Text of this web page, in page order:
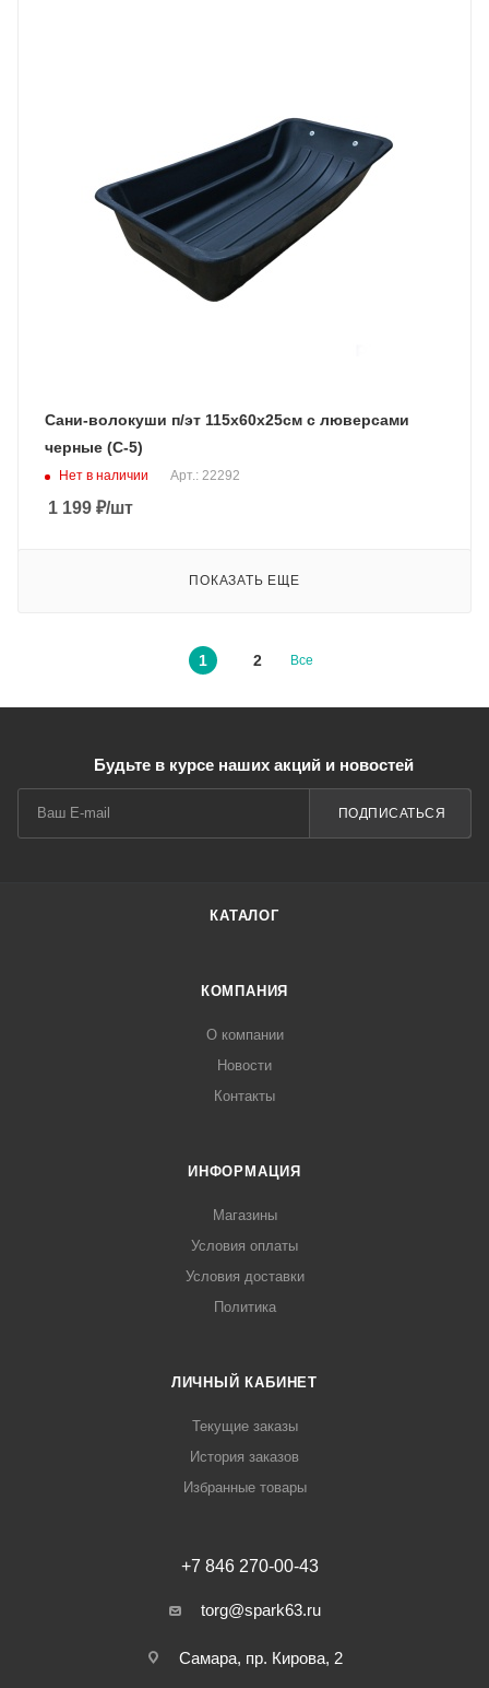
Сани-волокуши п/эт 115х60х25см с люверсами
черные (С-5)
Нет в наличии Арт.: 22292
1 199 ₽/шт
ПОКАЗАТЬ ЕЩЕ
1 2 Все
Будьте в курсе наших акций и новостей
ПОДПИСАТЬСЯ
КАТАЛОГ
КОМПАНИЯ
О компании
Новости
Контакты
ИНФОРМАЦИЯ
Магазины
Условия оплаты
Условия доставки
Политика
ЛИЧНЫЙ КАБИНЕТ
Текущие заказы
История заказов
Избранные товары
+7 846 270-00-43
torg@spark63.ru
Самара, пр. Кирова, 2